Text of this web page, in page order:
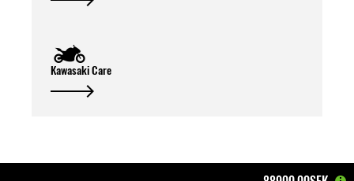
Kawasaki Care